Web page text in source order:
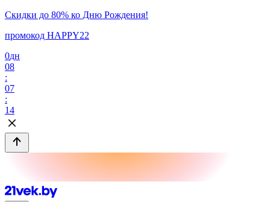
Скидки до 80% ко Дню Рождения!
промокод HAPPY22
0дн
08
:
07
:
14